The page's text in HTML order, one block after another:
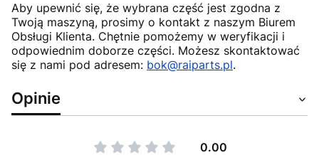
Aby upewnić się, że wybrana część jest zgodna z
Twoją maszyną, prosimy o kontakt z naszym Biurem
Obsługi Klienta. Chętnie pomożemy w weryfikacji i
odpowiednim doborze części. Możesz skontaktować
się z nami pod adresem: bok@raiparts.pl.
Opinie
0.00